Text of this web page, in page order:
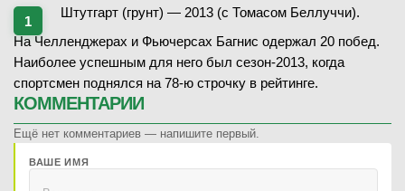
Штутгарт (грунт) — 2013 (с Томасом Беллуччи).
На Челленджерах и Фьючерсах Багнис одержал 20 побед.
Наиболее успешным для него был сезон-2013, когда
спортсмен поднялся на 78-ю строчку в рейтинге.
КОММЕНТАРИИ
Ещё нет комментариев — напишите первый.
ВАШЕ ИМЯ